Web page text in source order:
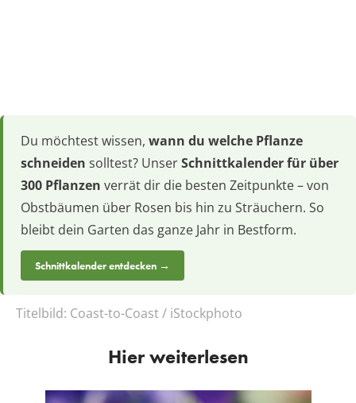
Du möchtest wissen, wann du welche Pflanze
schneiden solltest? UnserSchnittkalender für über
300 Pflanzen verrät dir die besten Zeitpunkte – von
Obstbäumen über Rosen bis hin zu Sträuchern. So
bleibt dein Garten das ganze Jahr in Bestform.
Schnittkalender entdecken →
Titelbild: Coast-to-Coast / iStockphoto
Hier weiterlesen